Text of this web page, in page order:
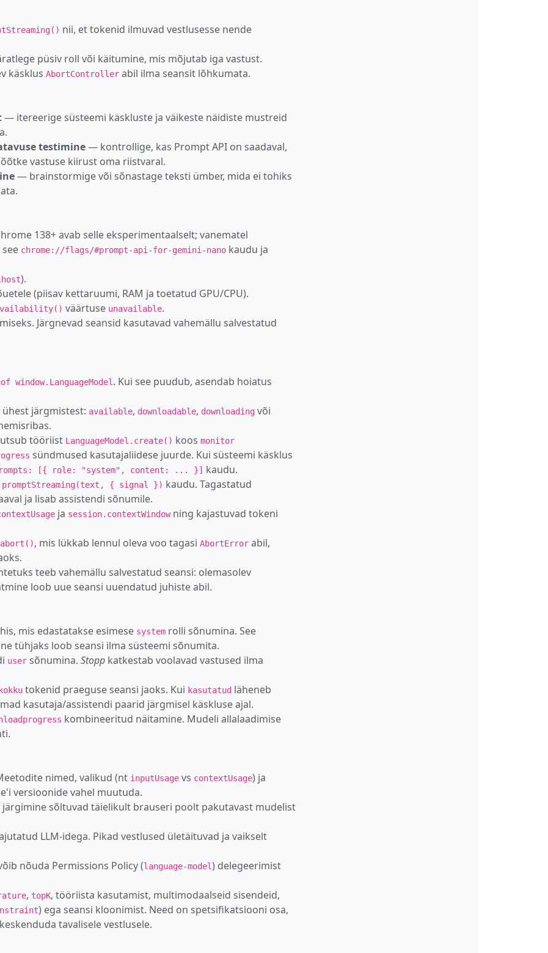
nii, et tokenid ilmuvad vestlusesse nende
püsiv roll või käitumine, mis mõjutab iga vastust.
käsklus AbortController abil ilma seansit lõhkumata.
— itereerige süsteemi käskluste ja väikeste näidiste mustreid
testimine— kontrollige, kas Prompt API on saadaval,
vastuse kiirust oma riistvaral.
— brainstormige või sõnastage teksti ümber, mida ei tohiks
138+ avab selle eksperimentaalselt; vanematel
chrome://flags/#prompt-api-for-gemini-nano kaudu ja
).
(piisav kettaruumi, RAM ja toetatud GPU/CPU).
väärtuse unavailable.
Järgnevad seansid kasutavad vahemällu salvestatud
window.LanguageModel . Kui see puudub, asendab hoiatus
järgmistest: available, downloadable, downloading või
tööriist LanguageModel.create() koos monitor
sündmused kasutajaliidese juurde. Kui süsteemi käsklus
[{ role: "system", content: ... }] kaudu.
{ signal }) kaudu. Tagastatud
ja lisab assistendi sõnumile.
ja session.contextWindowning kajastuvad tokeni
, mis lükkab lennul oleva voo tagasi AbortError abil,
teeb vahemällu salvestatud seansi: olemasolev
loob uue seansi uuendatud juhiste abil.
mis edastatakse esimese system rolli sõnumina. See
tühjaks loob seansi ilma süsteemi sõnumita.
user sõnumina. Stopp katkestab voolavad vastused ilma
tokenid praeguse seansi jaoks. Kui kasutatud läheneb
kasutaja/assistendi paarid järgmisel käskluse ajal.
kombineeritud näitamine. Mudeli allalaadimise
nimed, valikud (nt inputUsage vs contextUsage) ja
versioonide vahel muutuda.
sõltuvad täielikult brauseri poolt pakutavast mudelist
LLM-idega. Pikad vestlused ületäituvad ja vaikselt
nõuda Permissions Policy (language-model) delegeerimist
, topK, tööriista kasutamist, multimodaalseid sisendeid,
) ega seansi kloonimist. Need on spetsifikatsiooni osa,
tavalisele vestlusele.